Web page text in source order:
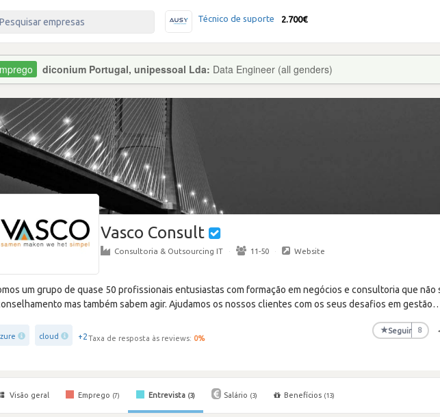
Técnico de suporte 2.700€
diconium Portugal, unipessoal Lda: Data Engineer (all genders)
Vasco Consult
Consultoria & Outsourcing IT · 11-50 · Website
um grupo de quase 50 profissionais entusiastas com formação em negócios e consultoria que não
mas também sabem agir. Ajudamos os nossos clientes com os seus desafios em gestão
cloud +2Taxa de resposta às reviews: 0%
★Seguir 8
Visão geral Emprego (7) Entrevista (3) Salário (3) Benefícios (13)